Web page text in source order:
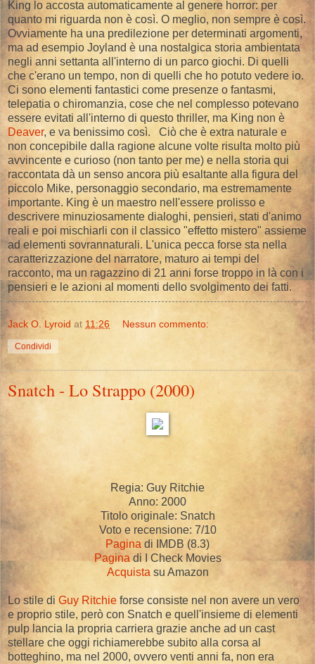
King lo accosta automaticamente al genere horror: per
quanto mi riguarda non è così. O meglio, non sempre è così.
Ovviamente ha una predilezione per determinati argomenti,
ma ad esempio Joyland è una nostalgica storia ambientata
negli anni settanta all'interno di un parco giochi. Di quelli
che c'erano un tempo, non di quelli che ho potuto vedere io.
Ci sono elementi fantastici come presenze o fantasmi,
telepatia o chiromanzia, cose che nel complesso potevano
essere evitati all'interno di questo thriller, ma King non è
Deaver, e va benissimo così. Ciò che è extra naturale e
non concepibile dalla ragione alcune volte risulta molto più
avvincente e curioso (non tanto per me) e nella storia qui
raccontata dà un senso ancora più esaltante alla figura del
piccolo Mike, personaggio secondario, ma estremamente
importante. King è un maestro nell'essere prolisso e
descrivere minuziosamente dialoghi, pensieri, stati d'animo
reali e poi mischiarli con il classico "effetto mistero" assieme
ad elementi sovrannaturali. L'unica pecca forse sta nella
caratterizzazione del narratore, maturo ai tempi del
racconto, ma un ragazzino di 21 anni forse troppo in là con i
pensieri e le azioni al momenti dello svolgimento dei fatti.
Jack O. Lyroid at 11:26 Nessun commento:
Condividi
Snatch - Lo Strappo (2000)
Regia: Guy Ritchie
Anno: 2000
Titolo originale: Snatch
Voto e recensione: 7/10
Pagina di IMDB (8.3)
Paginadi I Check Movies
Acquista su Amazon
Lo stile di Guy Ritchie forse consiste nel non avere un vero
e proprio stile, però con Snatch e quell'insieme di elementi
pulp lancia la propria carriera grazie anche ad un cast
stellare che oggi richiamerebbe subito alla corsa al
botteghino, ma nel 2000, ovvero venti anni fa, non era